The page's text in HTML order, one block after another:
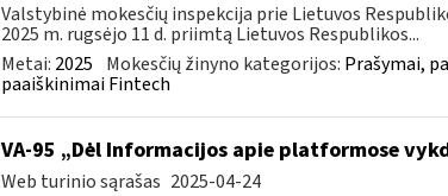
Valstybinė mokesčių inspekcija prie Lietuvos
2025 m. rugsėjo 11 d. priimtą Lietuvos Respublikos...
Metai: 2025 Mokesčių žinyno kategorijos: Prašymai,
paaiškinimai Fintech
VA-95 „Dėl Informacijos apie platformose
Web turinio sąrašas 2025-04-24